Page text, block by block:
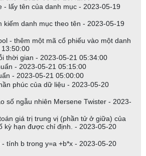
- lấy tên của danh mục - 2023-05-19
kiếm danh mục theo tên - 2023-05-19
- thêm một mã cổ phiếu vào một danh
thời gian - 2023-05-21 05:34:00
- 2023-05-21 05:15:00
- 2023-05-21 05:00:00
phúc của dữ liệu - 2023-05-20
số ngẫu nhiên Mersene Twister - 2023-
giá trị trung vị (phần tử ở giữa) của
kỳ hạn được chỉ định. - 2023-05-20
- tính b trong y=a +b*x - 2023-05-20